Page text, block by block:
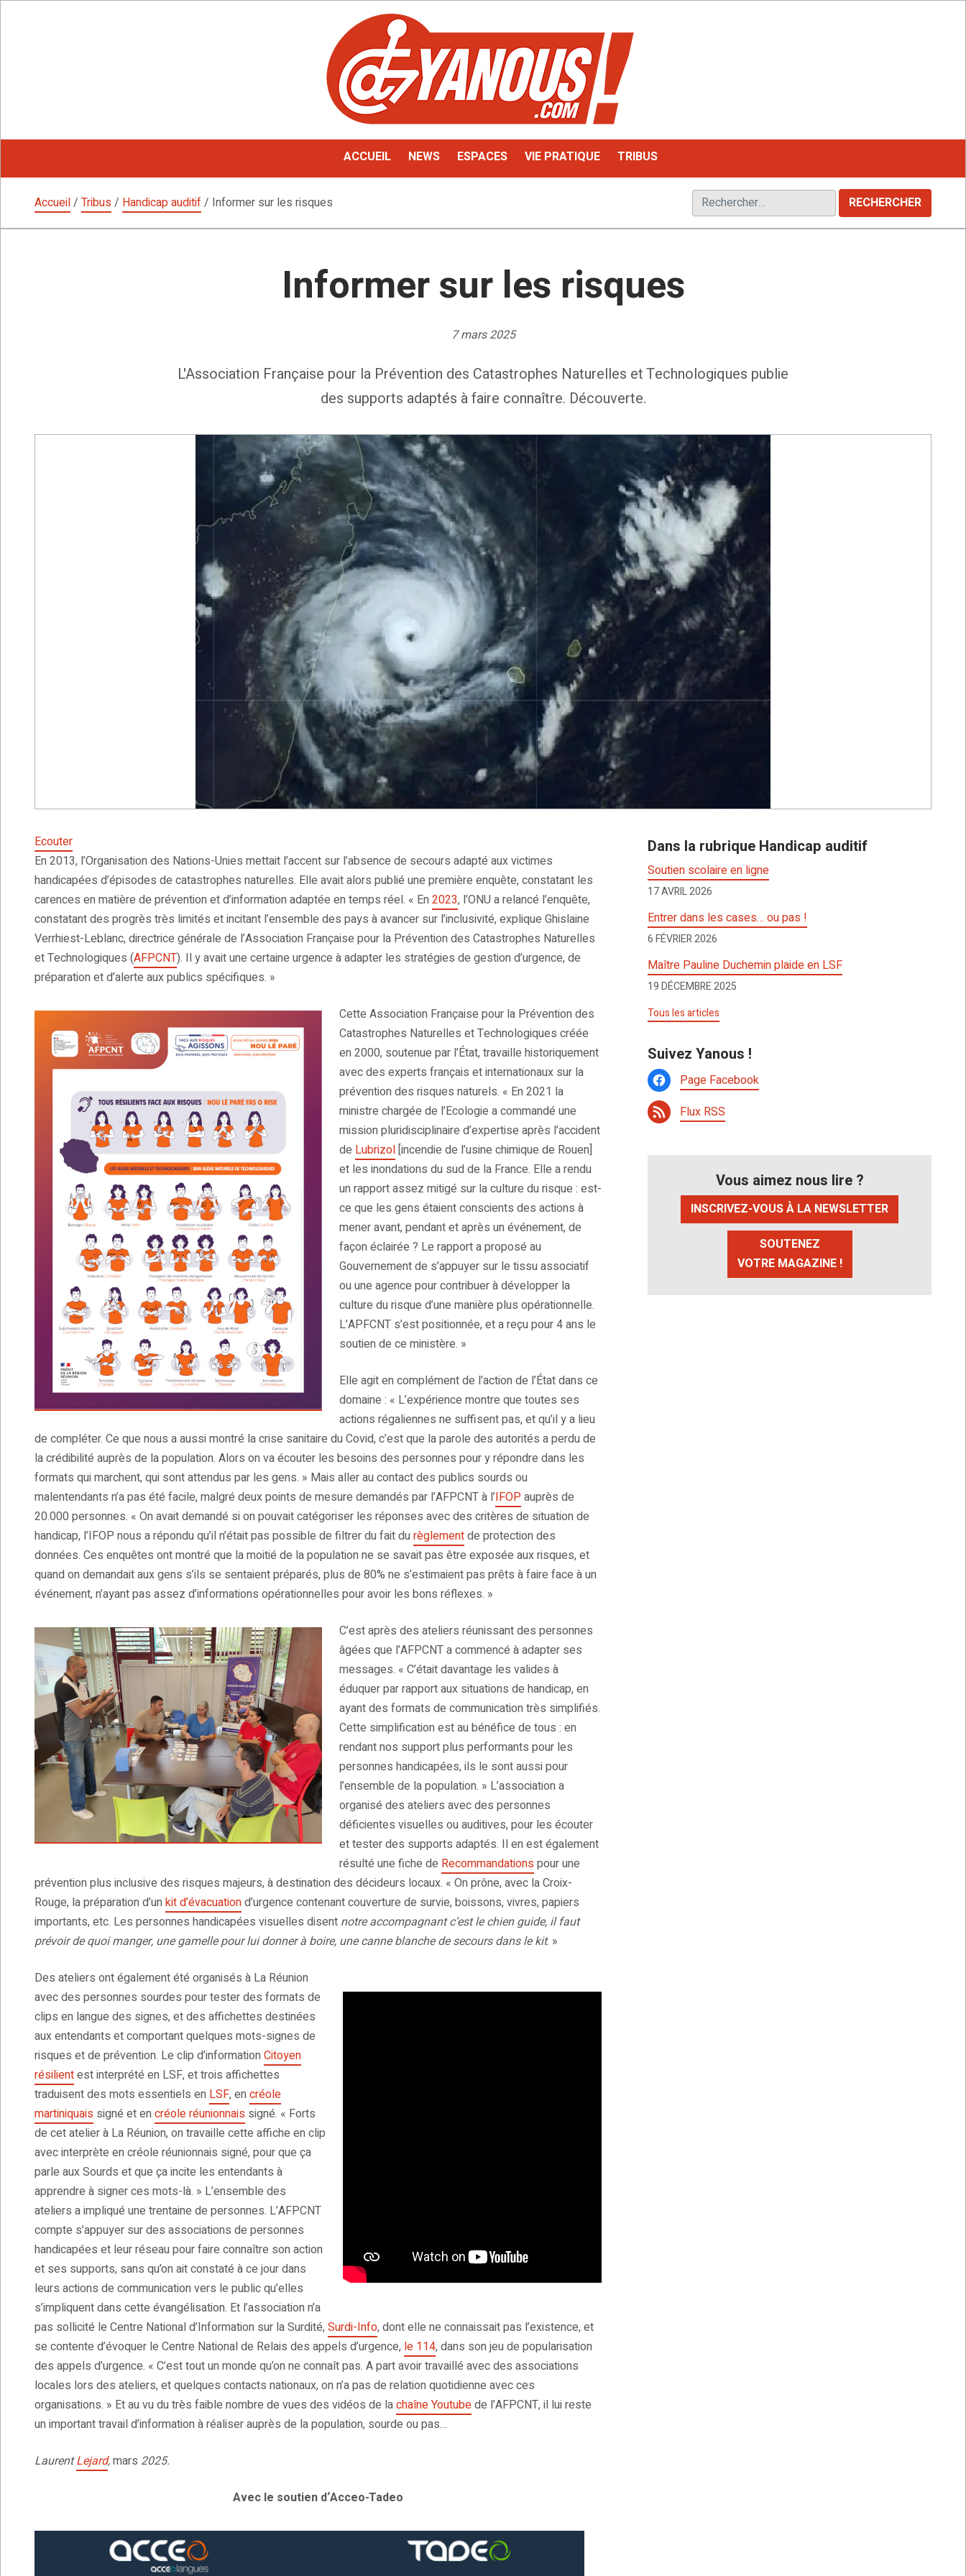
ACCUEIL NEWS ESPACES VIE PRATIQUE TRIBUS
Accueil/ Tribus/ Handicap auditif/ Informer sur les risques Rechercher :
Informer sur les risques
7 mars 2025
L'Association Française pour la Prévention des Catastrophes Naturelles et Technologiques publie
des supports adaptés à faire connaître. Découverte.
Ecouter
En 2013, l’Organisation des Nations-Unies mettait l’accent sur l’absence de secours adapté aux victimes
handicapées d’épisodes de catastrophes naturelles. Elle avait alors publié une première enquête, constatant les
carences en matière de prévention et d’information adaptée en temps réel. « En2023, l’ONU a relancé l’enquête,
constatant des progrès très limités et incitant l’ensemble des pays à avancer sur l’inclusivité, explique Ghislaine
Verrhiest-Leblanc, directrice générale de l’Association Française pour la Prévention des Catastrophes Naturelles
et Technologiques (AFPCNT). Il y avait une certaine urgence à adapter les stratégies de gestion d’urgence, de
préparation et d’alerte aux publics spécifiques. »
Cette Association Française pour la Prévention des
Catastrophes Naturelles et Technologiques créée
en 2000, soutenue par l’État, travaille historiquement
avec des experts français et internationaux sur la
prévention des risques naturels. « En 2021 la
ministre chargée de l’Ecologie a commandé une
mission pluridisciplinaire d’expertise après l’accident
de Lubrizol [incendie de l’usine chimique de Rouen]
et les inondations du sud de la France. Elle a rendu
un rapport assez mitigé sur la culture du risque : est-
ce que les gens étaient conscients des actions à
mener avant, pendant et après un événement, de
façon éclairée ? Le rapport a proposé au
Gouvernement de s’appuyer sur le tissu associatif
ou une agence pour contribuer à développer la
culture du risque d’une manière plus opérationnelle.
L’APFCNT s’est positionnée, et a reçu pour 4 ans le
soutien de ce ministère. »
Elle agit en complément de l’action de l’État dans ce
domaine : « L’expérience montre que toutes ses
actions régaliennes ne suffisent pas, et qu’il y a lieu
de compléter. Ce que nous a aussi montré la crise sanitaire du Covid, c’est que la parole des autorités a perdu de
la crédibilité auprès de la population. Alors on va écouter les besoins des personnes pour y répondre dans les
formats qui marchent, qui sont attendus par les gens. » Mais aller au contact des publics sourds ou
malentendants n’a pas été facile, malgré deux points de mesure demandés par l’AFPCNT à l’IFOPauprès de
20.000 personnes. « On avait demandé si on pouvait catégoriser les réponses avec des critères de situation de
handicap, l’IFOP nous a répondu qu’il n’était pas possible de filtrer du fait durèglementde protection des
données. Ces enquêtes ont montré que la moitié de la population ne se savait pas être exposée aux risques, et
quand on demandait aux gens s’ils se sentaient préparés, plus de 80% ne s’estimaient pas prêts à faire face à un
événement, n’ayant pas assez d’informations opérationnelles pour avoir les bons réflexes. »
C’est après des ateliers réunissant des personnes
âgées que l’AFPCNT a commencé à adapter ses
messages. « C’était davantage les valides à
éduquer par rapport aux situations de handicap, en
ayant des formats de communication très simplifiés.
Cette simplification est au bénéfice de tous : en
rendant nos support plus performants pour les
personnes handicapées, ils le sont aussi pour
l’ensemble de la population. » L’association a
organisé des ateliers avec des personnes
déficientes visuelles ou auditives, pour les écouter
et tester des supports adaptés. Il en est également
résulté une fiche de Recommandationspour une
prévention plus inclusive des risques majeurs, à destination des décideurs locaux. « On prône, avec la Croix-
Rouge, la préparation d’unkit d’évacuationd’urgence contenant couverture de survie, boissons, vivres, papiers
importants, etc. Les personnes handicapées visuelles disent notre accompagnant c’est le chien guide, il faut
prévoir de quoi manger, une gamelle pour lui donner à boire, une canne blanche de secours dans le kit. »
Des ateliers ont également été organisés à La Réunion
avec des personnes sourdes pour tester des formats de
clips en langue des signes, et des affichettes destinées
aux entendants et comportant quelques mots-signes de
risques et de prévention. Le clip d’informationCitoyen
résilientest interprété en LSF, et trois affichettes
traduisent des mots essentiels en LSF, encréole
martiniquais signé et encréole réunionnais signé. « Forts
de cet atelier à La Réunion, on travaille cette affiche en clip
avec interprète en créole réunionnais signé, pour que ça
parle aux Sourds et que ça incite les entendants à
apprendre à signer ces mots-là. » L’ensemble des
ateliers a impliqué une trentaine de personnes. L’AFPCNT
compte s’appuyer sur des associations de personnes
handicapées et leur réseau pour faire connaître son action
et ses supports, sans qu’on ait constaté à ce jour dans
leurs actions de communication vers le public qu’elles
s’impliquent dans cette évangélisation. Et l’association n’a
pas sollicité le Centre National d’Information sur la Surdité,Surdi-Info, dont elle ne connaissait pas l’existence, et
se contente d’évoquer le Centre National de Relais des appels d’urgence, le 114, dans son jeu de popularisation
des appels d’urgence. « C’est tout un monde qu’on ne connaît pas. A part avoir travaillé avec des associations
locales lors des ateliers, et quelques contacts nationaux, on n’a pas de relation quotidienne avec ces
organisations. » Et au vu du très faible nombre de vues des vidéos de lachaîne Youtubede l’AFPCNT, il lui reste
un important travail d’information à réaliser auprès de la population, sourde ou pas…
LaurentLejard,mars 2025.
Avec le soutien d‘Acceo-Tadeo
Dans la rubrique Handicap auditif
Soutien scolaire en ligne
17 AVRIL 2026
Entrer dans les cases… ou pas !
6 FÉVRIER 2026
Maître Pauline Duchemin plaide en LSF
19 DÉCEMBRE 2025
Tous les articles
Suivez Yanous !
Page Facebook
Flux RSS
Vous aimez nous lire ?
INSCRIVEZ-VOUS À LA NEWSLETTER
SOUTENEZ
VOTRE MAGAZINE !